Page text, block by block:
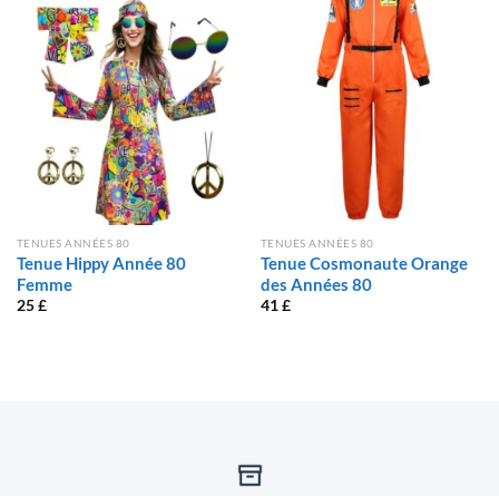
TENUES ANNÉES 80
Tenue Hippy Année 80
Femme
25£
TENUES ANNÉES 80
Tenue Cosmonaute Orange
des Années 80
41£